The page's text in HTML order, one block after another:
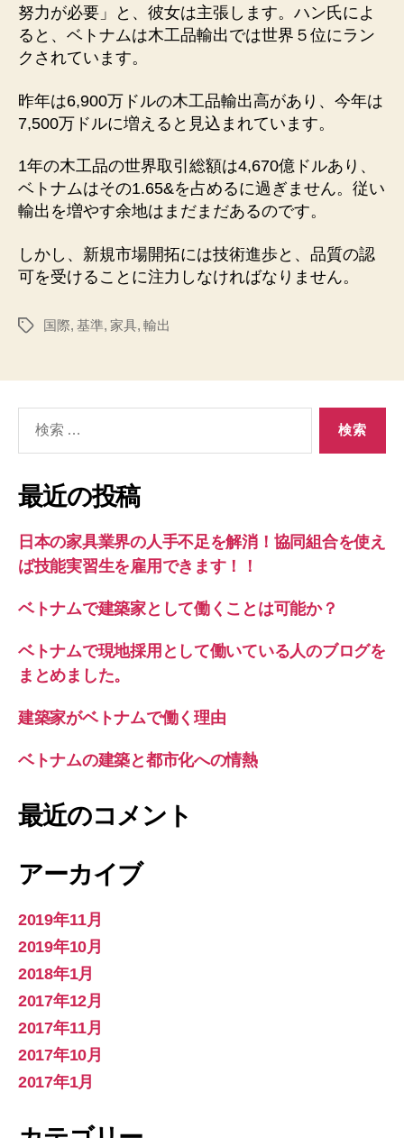
努力が必要」と、彼女は主張します。ハン氏によ
ると、ベトナムは木工品輸出では世界５位にラン
クされています。
昨年は6,900万ドルの木工品輸出高があり、今年は
7,500万ドルに増えると見込まれています。
1年の木工品の世界取引総額は4,670億ドルあり、
ベトナムはその1.65&を占めるに過ぎません。従い
輸出を増やす余地はまだまだあるのです。
しかし、新規市場開拓には技術進歩と、品質の認
可を受けることに注力しなければなりません。
タ
国際, 基準, 家具, 輸出
象:
最近の投稿
日本の家具業界の人手不足を解消！協同組合を使え
ば技能実習生を雇用できます！！
ベトナムで建築家として働くことは可能か？
ベトナムで現地採用として働いている人のブログを
まとめました。
建築家がベトナムで働く理由
ベトナムの建築と都市化への情熱
最近のコメント
アーカイブ
2019年11月
2019年10月
2018年1月
2017年12月
2017年11月
2017年10月
2017年1月